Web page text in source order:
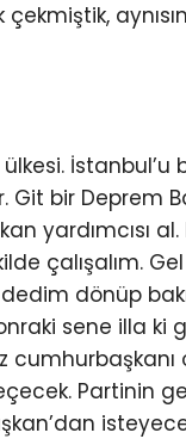
İstanbul’u
bir Deprem
yardımcısı
çalışalım.
dönüp
sene illa ki
cumhurbaşkanı
Partinin